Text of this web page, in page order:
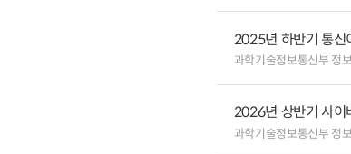
2025년 하반기 통신
과학기술정보통신부 정
2026년 상반기 사이
과학기술정보통신부 정